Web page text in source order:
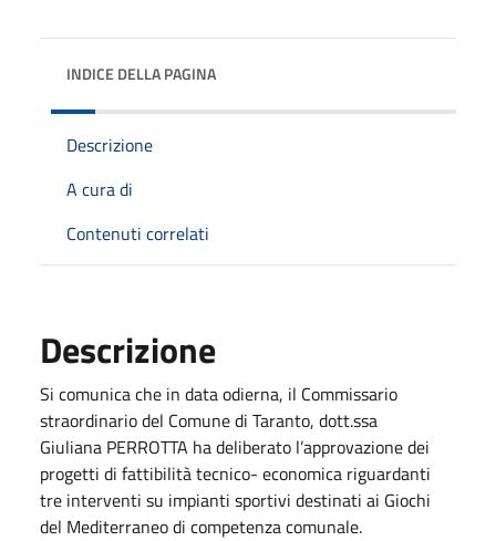
INDICE DELLA PAGINA
Descrizione
A cura di
Contenuti correlati
Descrizione
Si comunica che in data odierna, il Commissario
straordinario del Comune di Taranto, dott.ssa
Giuliana PERROTTA ha deliberato l’approvazione dei
progetti di fattibilità tecnico- economica riguardanti
tre interventi su impianti sportivi destinati ai Giochi
del Mediterraneo di competenza comunale.